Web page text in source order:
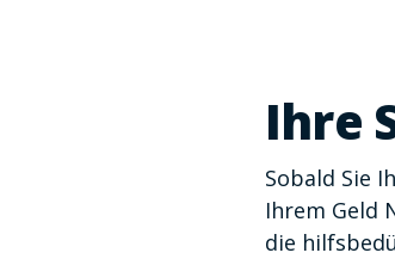
Ihre
Sobald Sie
Ihrem Geld
die